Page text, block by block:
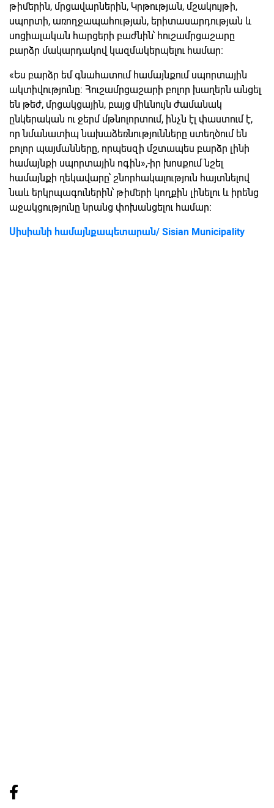
թիմերին, մրցավարներին, Կրթության, մշակույթի,
սպորտի, առողջապահության, երիտասարդության և
սոցիալական հարցերի բաժնին՝ հուշամրցաշարը
բարձր մակարդակով կազմակերպելու համար։
«Ես բարձր եմ գնահատում համայնքում սպորտային
ակտիվությունը։ Հուշամրցաշարի բոլոր խաղերն անցել
են թեժ, մրցակցային, բայց միևնույն ժամանակ
ընկերական ու ջերմ մթնոլորտում, ինչն էլ փաստում է,
որ նմանատիպ նախաձեռնությունները ստեղծում են
բոլոր պայմանները, որպեսզի մշտապես բարձր լինի
համայնքի սպորտային ոգին»,-իր խոսքում նշել
համայնքի ղեկավարը՝ շնորհակալություն հայտնելով
նաև երկրպագուներին՝ թիմերի կողքին լինելու և իրենց
աջակցությունը նրանց փոխանցելու համար։
Սիսիանի համայնքապետարան/ Sisian Municipality